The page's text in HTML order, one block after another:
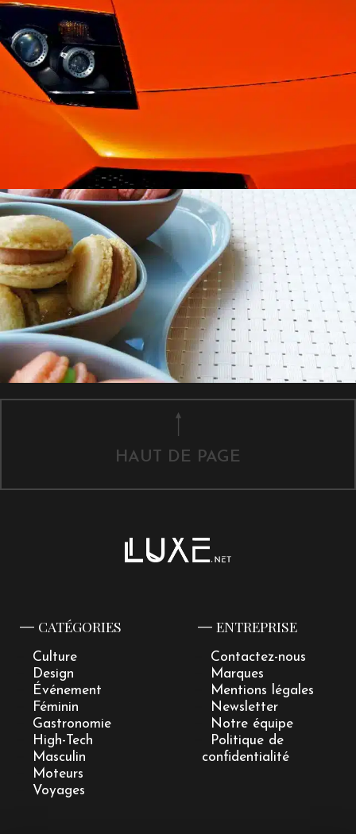
HAUT DE PAGE
CATÉGORIES
Culture
Design
Événement
Féminin
Gastronomie
High-Tech
Masculin
Moteurs
Voyages
ENTREPRISE
Contactez-nous
Marques
Mentions légales
Newsletter
Notre équipe
Politique de
confidentialité